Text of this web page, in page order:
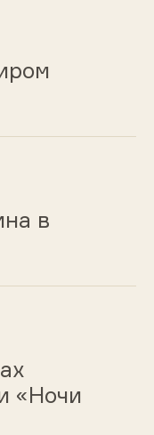
в
«Ночи